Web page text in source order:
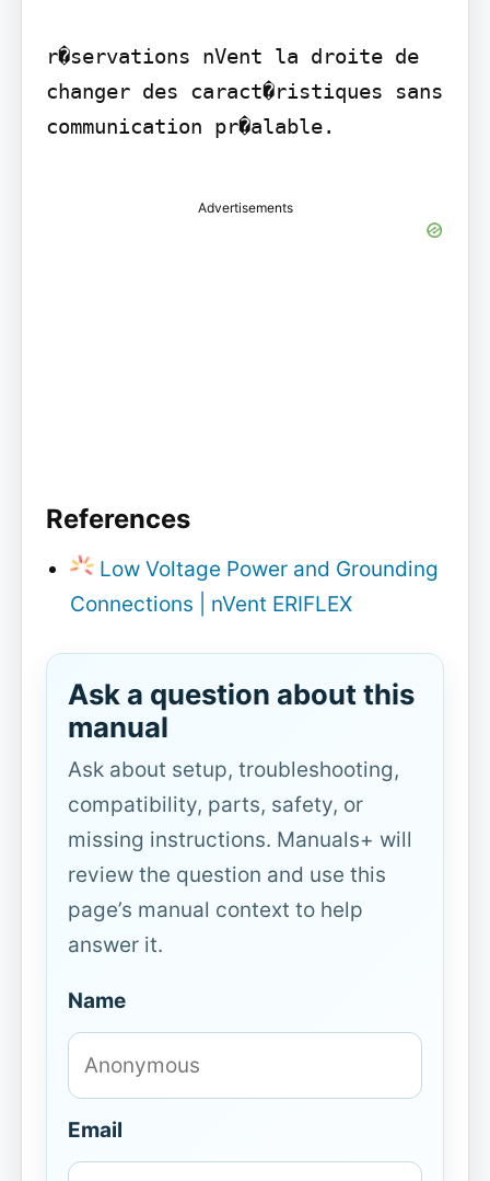
r�servations nVent la droite de
changer des caract�ristiques sans
communication pr�alable.
Advertisements
References
Low Voltage Power and Grounding
Connections | nVent ERIFLEX
Ask a question about this
manual
Ask about setup, troubleshooting,
compatibility, parts, safety, or
missing instructions. Manuals+ will
review the question and use this
page’s manual context to help
answer it.
Name
Email